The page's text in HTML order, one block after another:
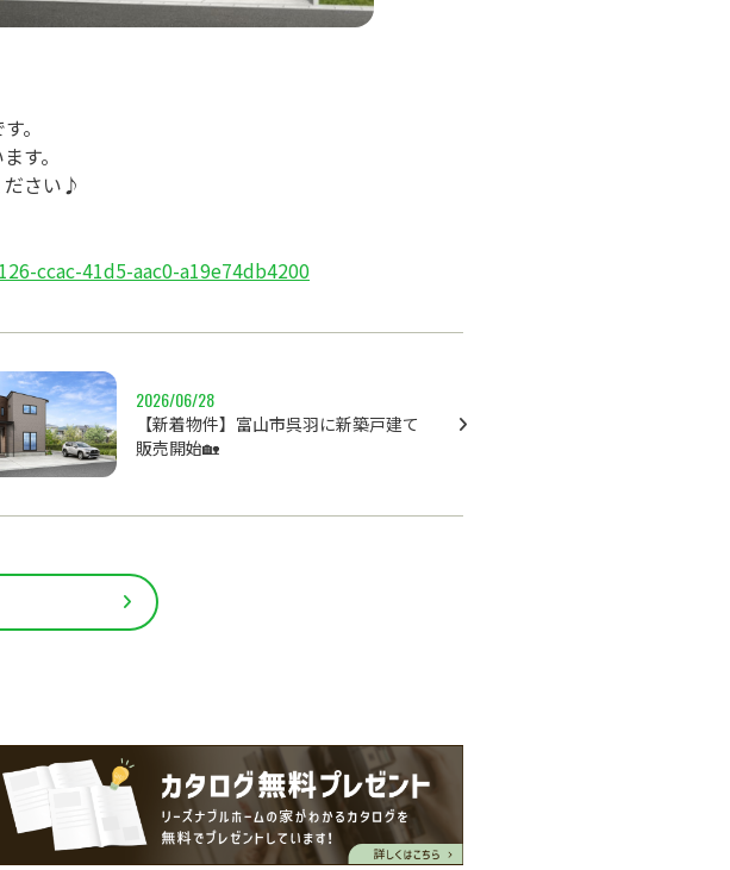
。
す。
ださい♪
ccac-41d5-aac0-a19e74db4200
2026/06/28
【新着物件】富山市呉羽に新築戸建て
販売開始🏡